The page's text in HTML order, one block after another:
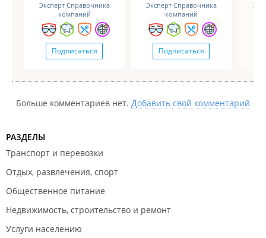
Эксперт Справочника
компаний
Подписаться
Эксперт Справочника
компаний
Подписаться
Больше комментариев нет. Добавить свой комментарий
РАЗДЕЛЫ
Транспорт и перевозки
Отдых, развлечения, спорт
Общественное питание
Недвижимость, строительство и ремонт
Услуги населению